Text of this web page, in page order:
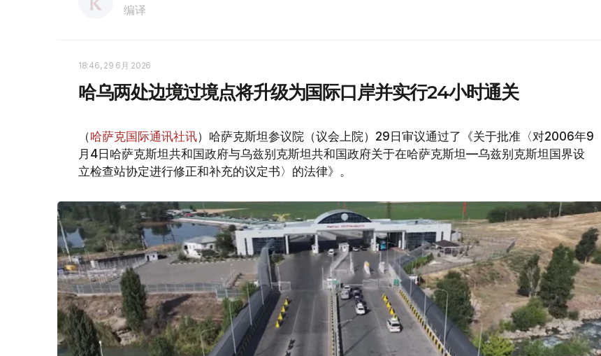
编译
18:46, 29 6月 2026
哈乌两处边境过境点将升级为国际口岸并实行24小时通关
（哈萨克国际通讯社讯）哈萨克斯坦参议院（议会上院）29日审议通过了《关于批准〈对2006年9
月4日哈萨克斯坦共和国政府与乌兹别克斯坦共和国政府关于在哈萨克斯坦—乌兹别克斯坦国界设
立检查站协定进行修正和补充的议定书〉的法律》。